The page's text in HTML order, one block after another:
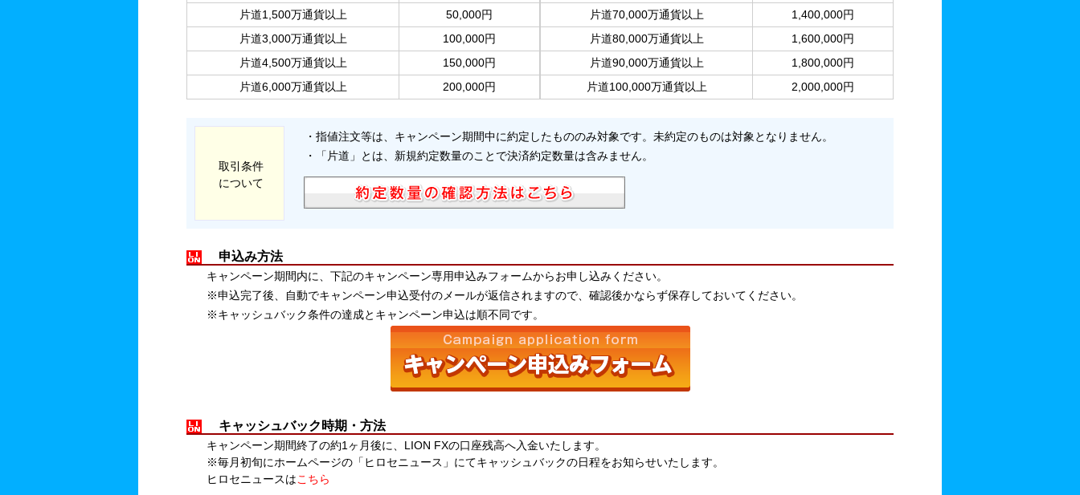
片道1,500万通貨以上
50,000円
片道3,000万通貨以上
100,000円
片道4,500万通貨以上
150,000円
片道6,000万通貨以上
200,000円
片道70,000万通貨以上
1,400,000円
片道80,000万通貨以上
1,600,000円
片道90,000万通貨以上
1,800,000円
片道100,000万通貨以上
2,000,000円
取引条件
について
・指値注文等は、キャンペーン期間中に約定したもののみ対象です。未約定のものは対象となりません。
・「片道」とは、新規約定数量のことで決済約定数量は含みません。
申込み方法
キャンペーン期間内に、下記のキャンペーン専用申込みフォームからお申し込みください。
※申込完了後、自動でキャンペーン申込受付のメールが返信されますので、確認後かならず保存しておいてください。
※キャッシュバック条件の達成とキャンペーン申込は順不同です。
キャッシュバック時期・方法
キャンペーン期間終了の約1ヶ月後に、LION FXの口座残高へ入金いたします。
※毎月初旬にホームページの「ヒロセニュース」にてキャッシュバックの日程をお知らせいたします。
ヒロセニュースはこちら